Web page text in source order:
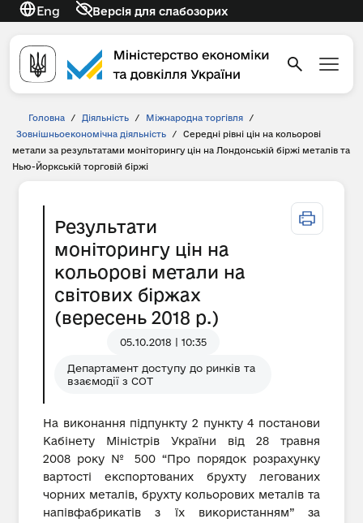
Eng Версія для слабозорих
Головна / Діяльність / Міжнародна торгівля
/
Зовнішньоекономічна діяльність
/
Середні рівні цін на кольорові
метали за результатами моніторингу цін на Лондонській біржі металів та
Нью-Йоркській торговій біржі
Результати
моніторингу цін на
кольорові метали на
світових біржах
(вересень 2018 р.)
05.10.2018 | 10:35
Департамент доступу до ринків та
взаємодії з СОТ
На виконання підпункту 2 пункту 4 постанови
Кабінету Міністрів України від 28 травня
2008 року № 500 “Про порядок розрахунку
вартості експортованих брухту легованих
чорних металів, брухту кольорових металів та
напівфабрикатів з їх використанням” за